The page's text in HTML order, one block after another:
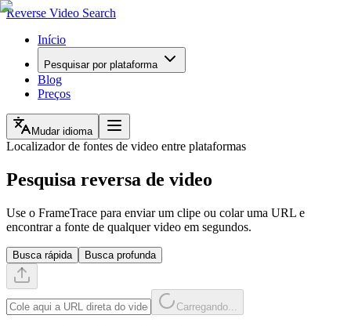
Reverse Video Search
Início
Pesquisar por plataforma
Blog
Preços
Mudar idioma
Localizador de fontes de video entre plataformas
Pesquisa reversa de video
Use o FrameTrace para enviar um clipe ou colar uma URL e
encontrar a fonte de qualquer video em segundos.
Busca rápida Busca profunda
Carregando...